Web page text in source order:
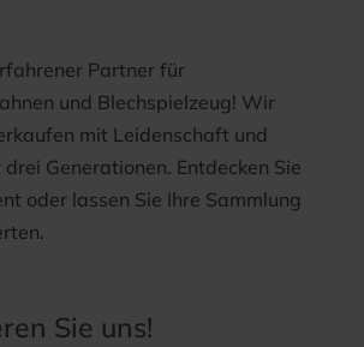
Partner für
und Blechspielzeug! Wir
mit Leidenschaft und
Generationen. Entdecken Sie
oder lassen Sie Ihre Sammlung
Sie uns!